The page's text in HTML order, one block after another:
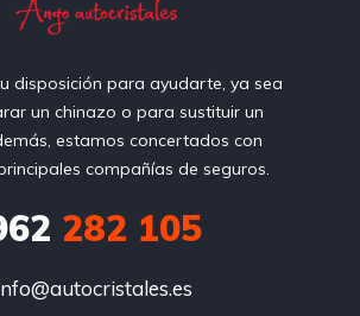
disposición para ayudarte, ya sea
un chinazo o para sustituir un
estamos concertados con
compañías de seguros.
282 105